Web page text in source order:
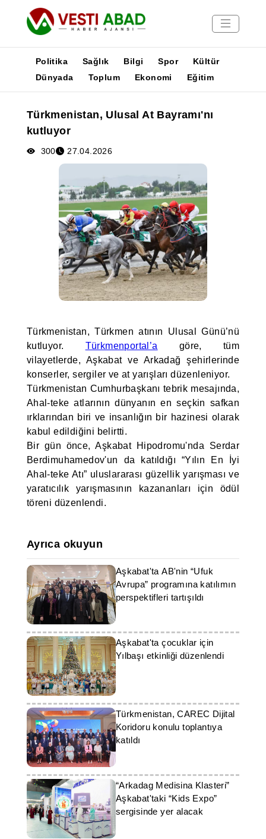
Yayınlar
Medya
Poster
Politika Sağlık Bilgi Spor
Kültür
Dünyada
Toplum Ekonomi Eğitim
Türkmenistan, Ulusal At Bayramı'nı
kutluyor
300 27.04.2026
Türkmenistan, Türkmen atının Ulusal Günü’nü
kutluyor. Türkmenportal’a göre, tüm
vilayetlerde, Aşkabat ve Arkadağ şehirlerinde
konserler, sergiler ve at yarışları düzenleniyor.
Türkmenistan Cumhurbaşkanı tebrik mesajında,
Ahal-teke atlarının dünyanın en seçkin safkan
ırklarından biri ve insanlığın bir hazinesi olarak
kabul edildiğini belirtti.
Bir gün önce, Aşkabat Hipodromu'nda Serdar
Berdimuhamedov'un da katıldığı “Yılın En İyi
Ahal-teke Atı” uluslararası güzellik yarışması ve
yaratıcılık yarışmasının kazananları için ödül
töreni düzenlendi.
Ayrıca okuyun
Aşkabat'ta AB'nin “Ufuk
Avrupa” programına katılımın
perspektifleri tartışıldı
Aşkabat'ta çocuklar için
Yılbaşı etkinliği düzenlendi
Türkmenistan, CAREC Dijital
Koridoru konulu toplantıya
katıldı
“Arkadag Medisina Klasteri”
Aşkabat'taki “Kids Expo”
sergisinde yer alacak